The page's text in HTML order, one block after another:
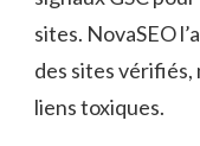
sites. NovaSEO
des sites vérifiés,
liens toxiques.